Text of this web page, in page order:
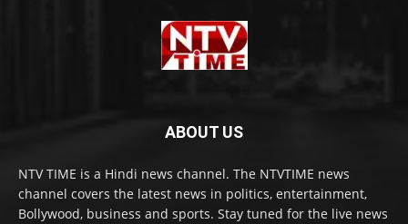
ABOUT US
NTV TIME is a Hindi news channel. The NTVTIME news
channel covers the latest news in politics, entertainment,
Bollywood, business and sports. Stay tuned for the live news